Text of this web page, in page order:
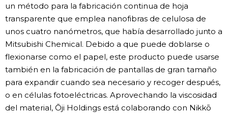
un método para la fabricación continua de hoja
transparente que emplea nanofibras de celulosa de
unos cuatro nanómetros, que había desarrollado junto a
Mitsubishi Chemical. Debido a que puede doblarse o
flexionarse como el papel, este producto puede usarse
también en la fabricación de pantallas de gran tamaño
para expandir cuando sea necesario y recoger después,
o en células fotoeléctricas. Aprovechando la viscosidad
del material, Ōji Holdings está colaborando con Nikkō